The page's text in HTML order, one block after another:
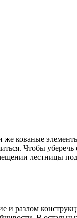
кованые
Чтобы
лестницы
и разлом